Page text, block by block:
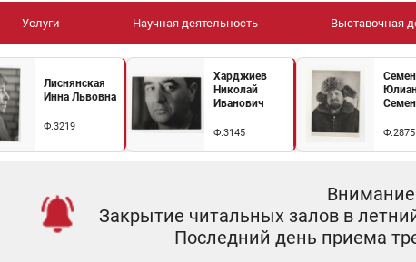
Услуги Научная деятельность Выставочная
Лиснянская
Инна Львовна
Ф.3219
Харджиев
Николай
Иванович
Ф.3145 Ф.2875
Закрытие читальных залов в
Последний день приема